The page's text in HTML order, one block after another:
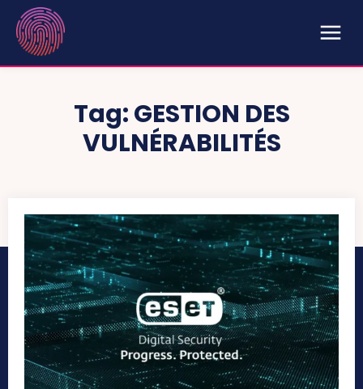
Tag:GESTION DES
VULNÉRABILITÉS